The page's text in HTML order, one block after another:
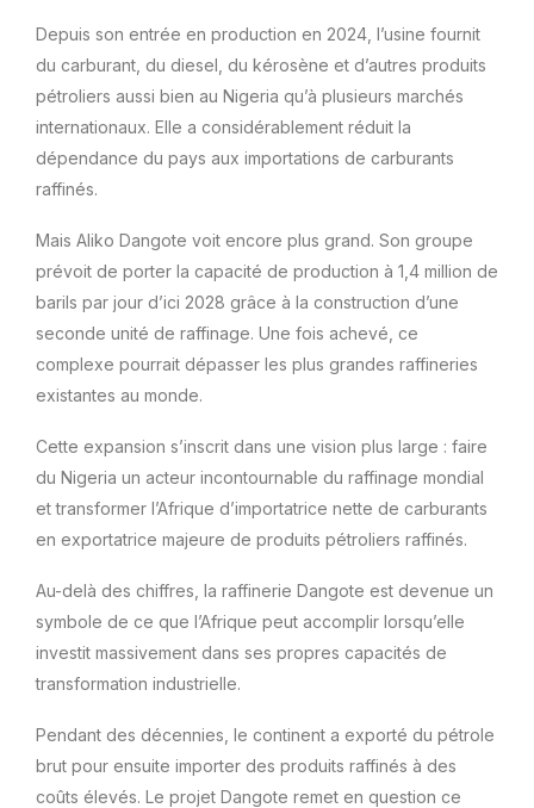
Depuis son entrée en production en 2024, l’usine fournit
du carburant, du diesel, du kérosène et d’autres produits
pétroliers aussi bien au Nigeria qu’à plusieurs marchés
internationaux. Elle a considérablement réduit la
dépendance du pays aux importations de carburants
raffinés.
Mais Aliko Dangote voit encore plus grand. Son groupe
prévoit de porter la capacité de production à 1,4 million de
barils par jour d’ici 2028 grâce à la construction d’une
seconde unité de raffinage. Une fois achevé, ce
complexe pourrait dépasser les plus grandes raffineries
existantes au monde.
Cette expansion s’inscrit dans une vision plus large : faire
du Nigeria un acteur incontournable du raffinage mondial
et transformer l’Afrique d’importatrice nette de carburants
en exportatrice majeure de produits pétroliers raffinés.
Au-delà des chiffres, la raffinerie Dangote est devenue un
symbole de ce que l’Afrique peut accomplir lorsqu’elle
investit massivement dans ses propres capacités de
transformation industrielle.
Pendant des décennies, le continent a exporté du pétrole
brut pour ensuite importer des produits raffinés à des
coûts élevés. Le projet Dangote remet en question ce